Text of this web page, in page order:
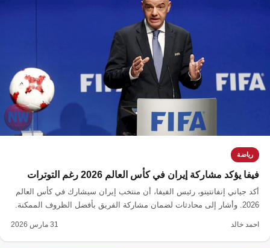
رياضة
فيفا يؤكد مشاركة إيران في كأس العالم 2026 رغم التوترات
أكد جياني إنفانتينو، رئيس الفيفا، أن منتخب إيران سيشارك في كأس العالم
2026. وأشار إلى محادثات لضمان مشاركة الفريق بأفضل الظروف الممكنة.
احمد خالد 31 مارس 2026